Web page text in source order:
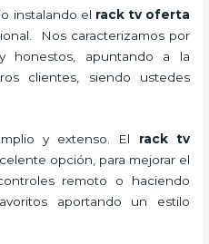
instalando el rack tv oferta
Nos caracterizamos por
honestos, apuntando a la
clientes, siendo ustedes
y extenso. El rack tv
opción, para mejorar el
remoto o haciendo
aportando un estilo